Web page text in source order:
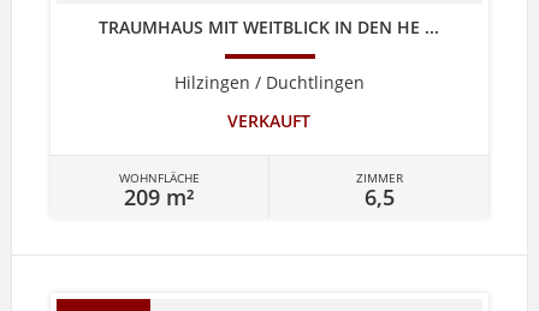
TRAUMHAUS MIT WEITBLICK IN DEN HE ...
Hilzingen / Duchtlingen
VERKAUFT
WOHNFLÄCHE
209 m²
ZIMMER
6,5